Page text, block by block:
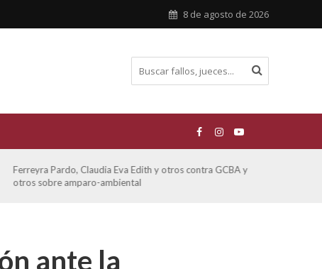
8 de agosto de 2026
Ferreyra Pardo, Claudia Eva Edith y otros contra GCBA y
otros sobre amparo-ambiental
ante la